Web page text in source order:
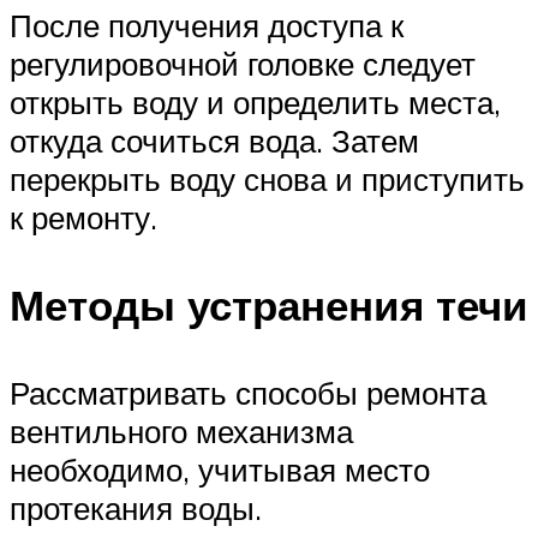
После получения доступа к
регулировочной головке следует
открыть воду и определить места,
откуда сочиться вода. Затем
перекрыть воду снова и приступить
к ремонту.
Методы устранения течи
Рассматривать способы ремонта
вентильного механизма
необходимо, учитывая место
протекания воды.